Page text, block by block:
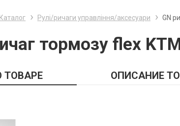
Каталог Рулі/ричаги управління/аксесуари GN
тормозу flex
ТОВАРЕ ОПИСАНИЕ